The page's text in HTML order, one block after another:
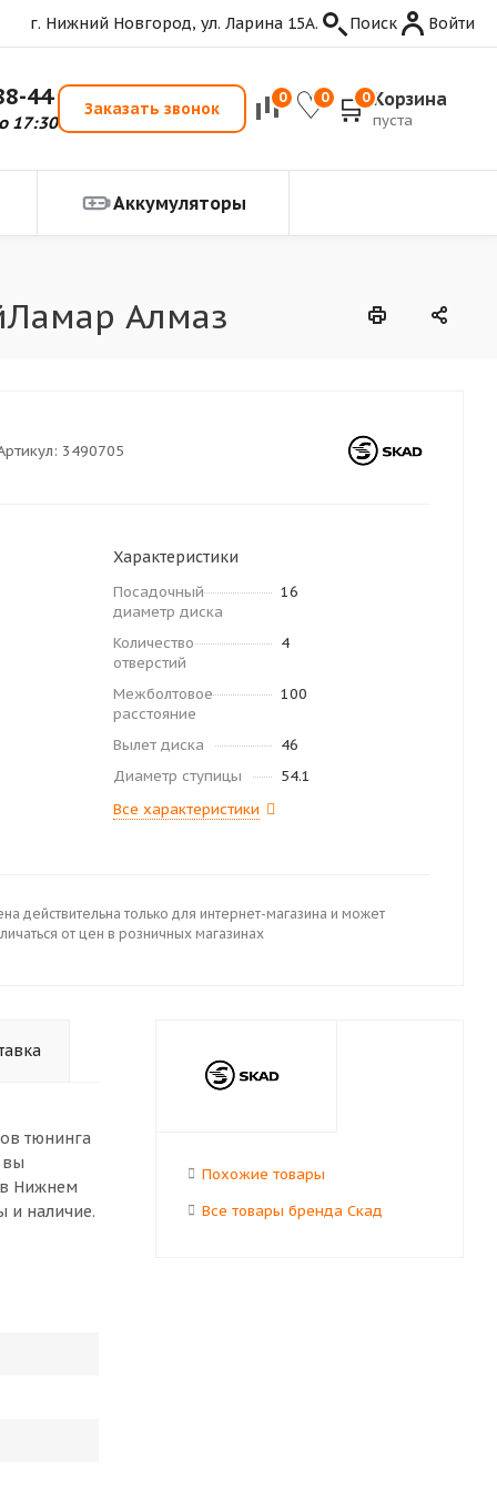
г. Нижний Новгород, ул. Ларина 15А. Поиск Войти
44
17:30
Заказать звонок
0 0 0 Корзина
пуста
Аккумуляторы
Алмаз
3490705
Характеристики
Посадочный
диаметр диска
16
Количество
отверстий
4
Межболтовое
расстояние
100
Вылет диска
46
Диаметр ступицы
54.1
Все характеристики
действительна только для интернет-магазина и может
от цен в розничных магазинах
тюнинга
вы
в Нижнем
и наличие.
Похожие товары
Все товары бренда Скад